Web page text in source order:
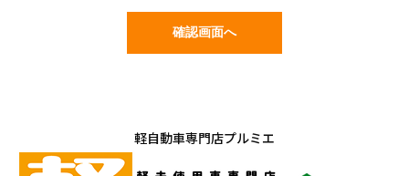
軽自動車専門店プルミエ